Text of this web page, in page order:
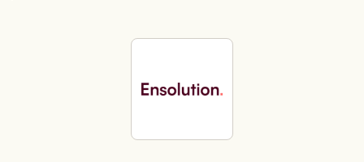
För arbetsgivare
Sök med AI